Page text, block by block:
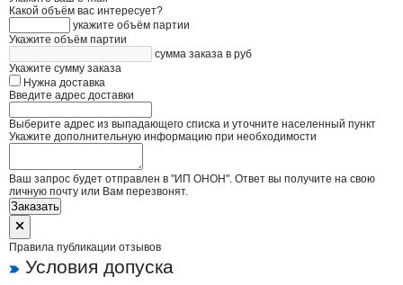
Какой объём вас интересует?
укажите объём партии
Укажите объём партии
сумма заказа в руб
Укажите сумму заказа
Нужна доставка
Введите адрес доставки
Выберите адрес из выпадающего списка и уточните населенный пункт
Укажите дополнительную информацию при необходимости
Ваш запрос будет отправлен в "ИП ОНОН". Ответ вы получите на свою
личную почту или Вам перезвонят.
Заказать
Правила публикации отзывов
Условия допуска